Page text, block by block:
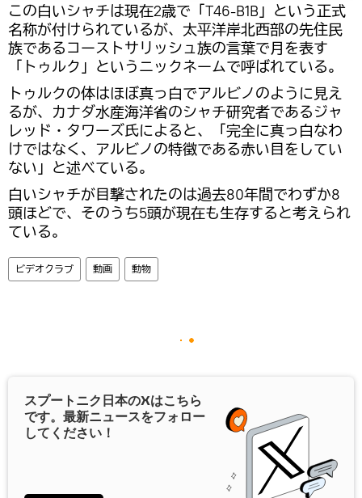
この白いシャチは現在2歳で「T46-B1B」という正式
名称が付けられているが、太平洋岸北西部の先住民
族であるコーストサリッシュ族の言葉で月を表す
「トゥルク」というニックネームで呼ばれている。
トゥルクの体はほぼ真っ白でアルビノのように見え
るが、カナダ水産海洋省のシャチ研究者であるジャ
レッド・タワーズ氏によると、「完全に真っ白なわ
けではなく、アルビノの特徴である赤い目をしてい
ない」と述べている。
白いシャチが目撃されたのは過去80年間でわずか8
頭ほどで、そのうち5頭が現在も生存すると考えられ
ている。
ビデオクラブ 動画 動物
スプートニク日本のXはこちら
です。最新ニュースをフォロー
してください！